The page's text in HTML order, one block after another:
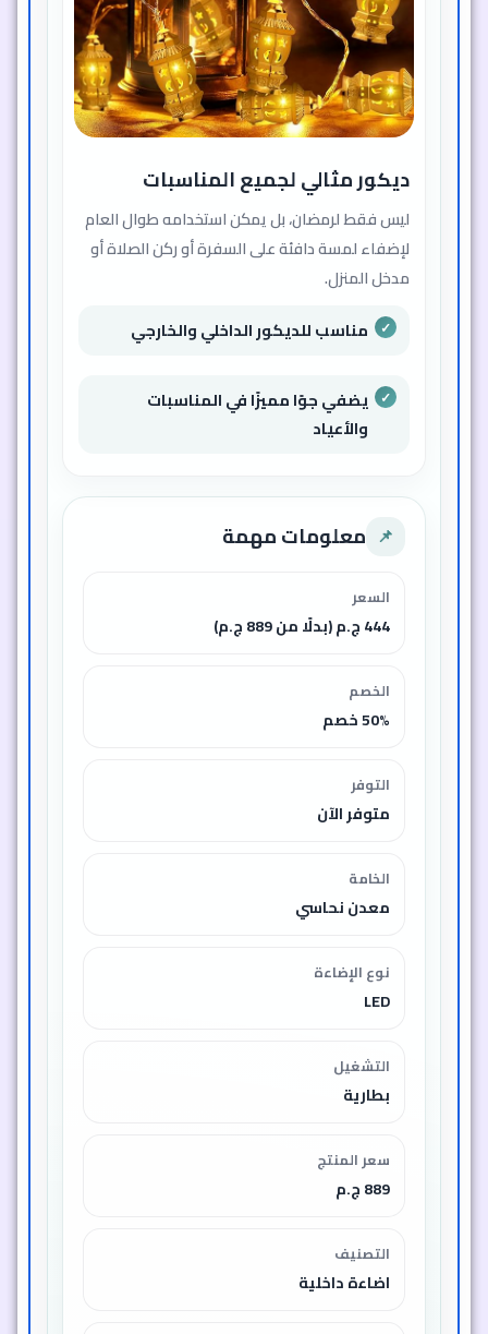
ديكور مثالي لجميع المناسبات
ليس فقط لرمضان، بل يمكن استخدامه طوال العام
لإضفاء لمسة دافئة على السفرة أو ركن الصلاة أو
مدخل المنزل.
مناسب للديكور الداخلي والخارجي
يضفي جوًا مميزًا في المناسبات
والأعياد
📌 معلومات مهمة
السعر
444 ج.م (بدلًا من 889 ج.م)
الخصم
50% خصم
التوفر
متوفر الآن
الخامة
معدن نحاسي
نوع الإضاءة
LED
التشغيل
بطارية
سعر المنتج
889 ج.م
التصنيف
اضاءة داخلية